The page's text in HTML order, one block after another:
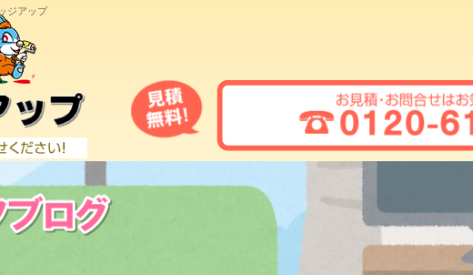
ジアップ